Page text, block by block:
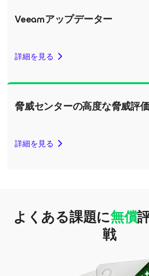
Veeamアップデーター
詳細を見る
脅威センターの高度な脅威評
詳細を見る
よくある課題に無償
戦